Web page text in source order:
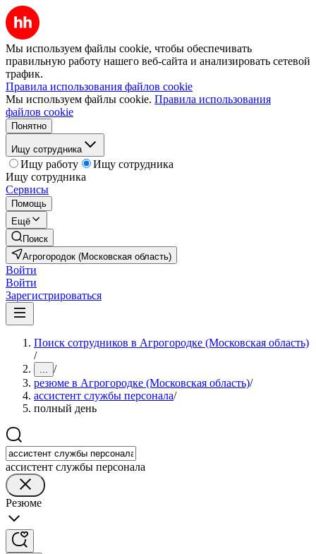
Мы используем файлы cookie, чтобы обеспечивать
правильную работу нашего веб-сайта и анализировать сетевой
трафик.
Правила использования файлов cookie
Мы используем файлы cookie. Правила использования
файлов cookie
Понятно
Ищу сотрудника
Ищу работу
Ищу сотрудника
Ищу сотрудника
Сервисы
Помощь
Ещё
Поиск
Агрогородок (Московская область)
Войти
Войти
Зарегистрироваться
Поиск сотрудников в Агрогородке (Московская область)
/
... /
резюме в Агрогородке (Московская область)/
ассистент службы персонала/
полный день
ассистент службы персонала
Резюме